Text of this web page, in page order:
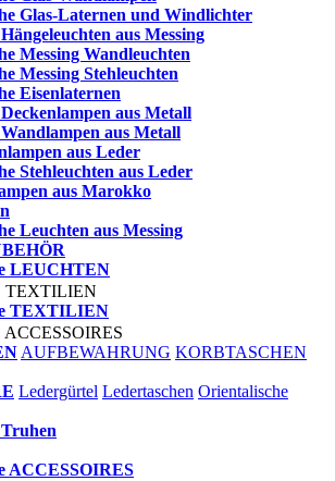
Glas-Laternen und Windlichter
aus Messing
Messing Wandleuchten
Messing Stehleuchten
Eisenlaternen
aus Metall
aus Metall
aus Leder
Stehleuchten aus Leder
aus Marokko
Leuchten aus Messing
LEUCHTEN
TEXTILIEN
TEXTILIEN
ACCESSOIRES
AUFBEWAHRUNG KORBTASCHEN
Ledergürtel Ledertaschen Orientalische
ACCESSOIRES